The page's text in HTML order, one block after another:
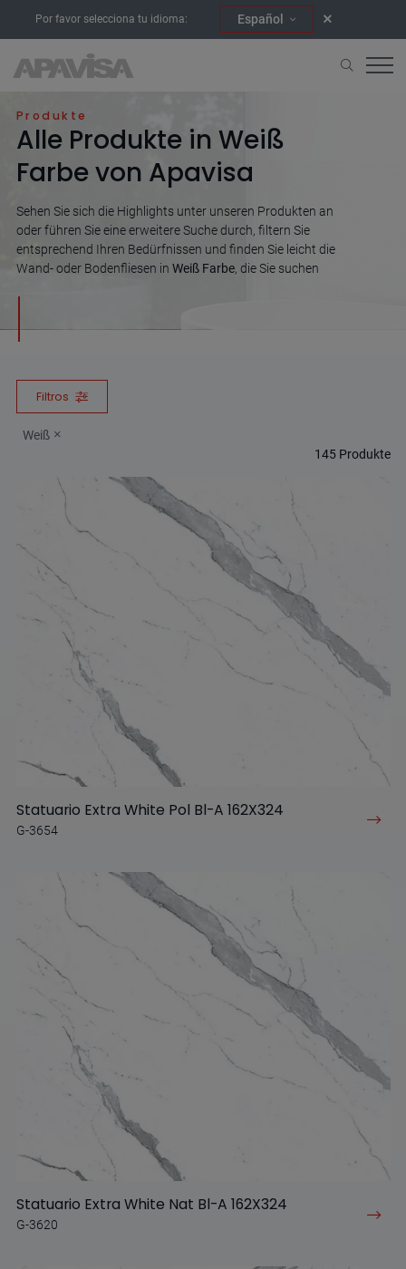
Por favor selecciona tu idioma: Español
Produkte
Alle Produkte in Weiß
Farbe von Apavisa
Sehen Sie sich die Highlights unter unseren Produkten an
oder führen Sie eine erweitere Suche durch, filtern Sie
entsprechend Ihren Bedürfnissen und finden Sie leicht die
Wand- oder Bodenfliesen in Weiß Farbe, die Sie suchen
Filtros
Weiß
145Produkte
Statuario Extra White Pol Bl-A 162X324
G-3654
Statuario Extra White Nat Bl-A 162X324
G-3620